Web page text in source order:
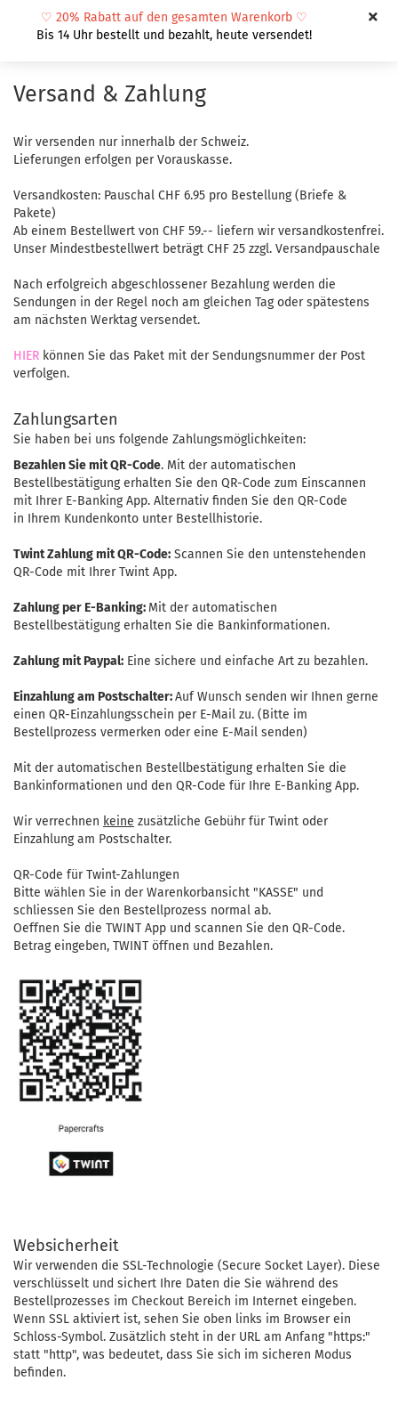
♡ 20% Rabatt auf den gesamten Warenkorb ♡
Bis 14 Uhr bestellt und bezahlt, heute versendet!
Versand & Zahlung
Wir versenden nur innerhalb der Schweiz.
Lieferungen erfolgen per Vorauskasse.
Versandkosten: Pauschal CHF 6.95 pro Bestellung (Briefe &
Pakete)
Ab einem Bestellwert von CHF 59.-- liefern wir versandkostenfrei.
Unser Mindestbestellwert beträgt CHF 25 zzgl. Versandpauschale
Nach erfolgreich abgeschlossener Bezahlung werden die
Sendungen in der Regel noch am gleichen Tag oder spätestens
am nächsten Werktag versendet.
HIER können Sie das Paket mit der Sendungsnummer der Post
verfolgen.
Zahlungsarten
Sie haben bei uns folgende Zahlungsmöglichkeiten:
Bezahlen Sie mit QR-Code. Mit der automatischen
Bestellbestätigung erhalten Sie den QR-Code zum Einscannen
mit Ihrer E-Banking App. Alternativ finden Sie den QR-Code
in Ihrem Kundenkonto unter Bestellhistorie.
Twint Zahlung mit QR-Code: Scannen Sie den untenstehenden
QR-Code mit Ihrer Twint App.
Zahlung per E-Banking: Mit der automatischen
Bestellbestätigung erhalten Sie die Bankinformationen.
Zahlung mit Paypal: Eine sichere und einfache Art zu bezahlen.
Einzahlung am Postschalter:Auf Wunsch senden wir Ihnen gerne
einen QR-Einzahlungsschein per E-Mail zu. (Bitte im
Bestellprozess vermerken oder eine E-Mail senden)
Mit der automatischen Bestellbestätigung erhalten Sie die
Bankinformationen und den QR-Code für Ihre E-Banking App.
Wir verrechnen keine zusätzliche Gebühr für Twint oder
Einzahlung am Postschalter.
QR-Code für Twint-Zahlungen
Bitte wählen Sie in der Warenkorbansicht "KASSE" und
schliessen Sie den Bestellprozess normal ab.
Oeffnen Sie die TWINT App und scannen Sie den QR-Code.
Betrag eingeben, TWINT öffnen und Bezahlen.
Websicherheit
Wir verwenden die SSL-Technologie (Secure Socket Layer). Diese
verschlüsselt und sichert Ihre Daten die Sie während des
Bestellprozesses im Checkout Bereich im Internet eingeben.
Wenn SSL aktiviert ist, sehen Sie oben links im Browser ein
Schloss-Symbol. Zusätzlich steht in der URL am Anfang "https:"
statt "http", was bedeutet, dass Sie sich im sicheren Modus
befinden.